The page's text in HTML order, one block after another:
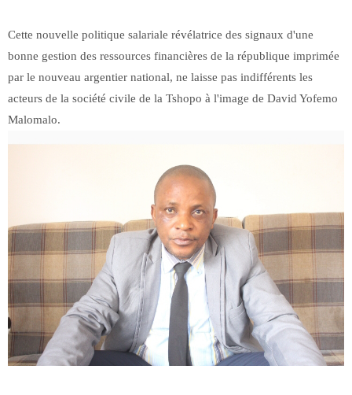
Cette nouvelle politique salariale révélatrice des signaux d'une
bonne gestion des ressources financières de la république imprimée
par le nouveau argentier national, ne laisse pas indifférents les
acteurs de la société civile de la Tshopo à l'image de David Yofemo
Malomalo.